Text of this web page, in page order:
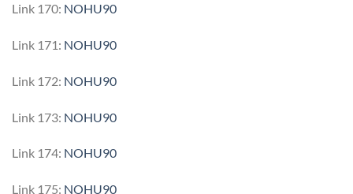
Link 170: NOHU90
Link 171: NOHU90
Link 172: NOHU90
Link 173: NOHU90
Link 174: NOHU90
Link 175: NOHU90